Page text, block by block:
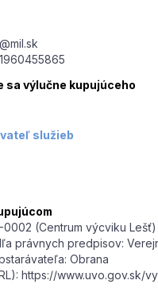
sa výlučne kupujúceho
služieb
0002 (Centrum výcviku Lešť)
právnych predpisov:
Obrana
https://